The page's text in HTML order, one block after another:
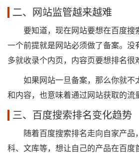
二、网站监管越来越难
要知道，现在网站要想在百度搜
一个前提就是网站必须做了备案。没
多就收录个内页，内容页要想排名很
如果网站一旦备案，那么你就不
和内容，也意味着通过网站获取的流
三、百度搜索排名变化趋势
随着百度搜索排名走向自家产品
科、文库等，想让自己的产品在百度